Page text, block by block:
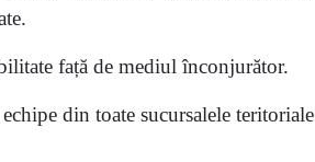
față de mediul înconjurător.
din toate sucursalele teritoriale